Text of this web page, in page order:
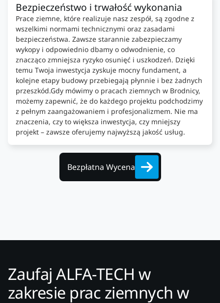
Bezpieczeństwo i trwałość wykonania
Prace ziemne, które realizuje nasz zespół, są zgodne z
wszelkimi normami technicznymi oraz zasadami
bezpieczeństwa. Zawsze starannie zabezpieczamy
wykopy i odpowiednio dbamy o odwodnienie, co
znacząco zmniejsza ryzyko osunięć i uszkodzeń. Dzięki
temu Twoja inwestycja zyskuje mocny fundament, a
kolejne etapy budowy przebiegają płynnie i bez żadnych
przeszkód.Gdy mówimy o pracach ziemnych w Brodnicy,
możemy zapewnić, że do każdego projektu podchodzimy
z pełnym zaangażowaniem i profesjonalizmem. Nie ma
znaczenia, czy to większa inwestycja, czy mniejszy
projekt – zawsze oferujemy najwyższą jakość usług.
Bezpłatna Wycena
Zaufaj ALFA-TECH w
zakresie prac ziemnych w